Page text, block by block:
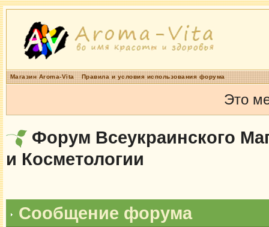
Магазин Aroma-Vita Правила и условия использования форума
Это
Форум Всеукраинского
и Косметологии
Сообщение форума